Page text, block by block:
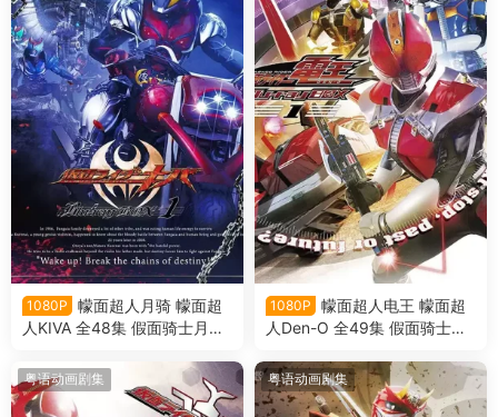
1080P
幪面超人月骑 幪面超
人KIVA 全48集 假面骑士月骑
1080P
幪面超人电王 幪面超
人Den-O 全49集 假面骑士电
粤语动画剧集 粤语动画剧集